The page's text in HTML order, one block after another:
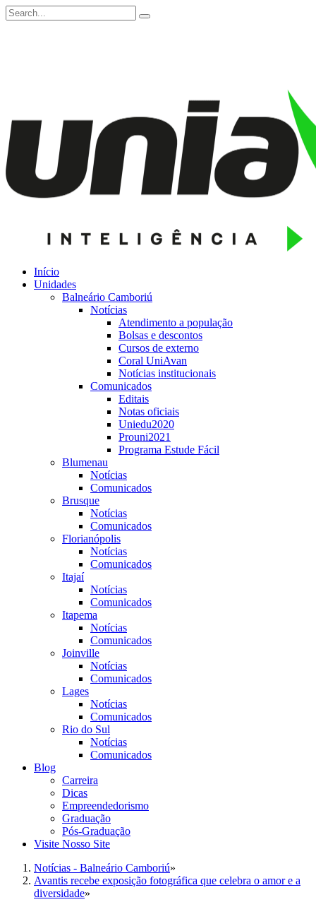
Início
Unidades
Balneário Camboriú
Notícias
Atendimento a população
Bolsas e descontos
Cursos de externo
Coral UniAvan
Notícias institucionais
Comunicados
Editais
Notas oficiais
Uniedu2020
Prouni2021
Programa Estude Fácil
Blumenau
Notícias
Comunicados
Brusque
Notícias
Comunicados
Florianópolis
Notícias
Comunicados
Itajaí
Notícias
Comunicados
Itapema
Notícias
Comunicados
Joinville
Notícias
Comunicados
Lages
Notícias
Comunicados
Rio do Sul
Notícias
Comunicados
Blog
Carreira
Dicas
Empreendedorismo
Graduação
Pós-Graduação
Visite Nosso Site
Notícias - Balneário Camboriú»
Avantis recebe exposição fotográfica que celebra o amor e a
diversidade»